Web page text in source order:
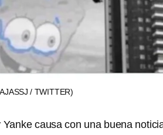
/ TWITTER)
causa con una buena